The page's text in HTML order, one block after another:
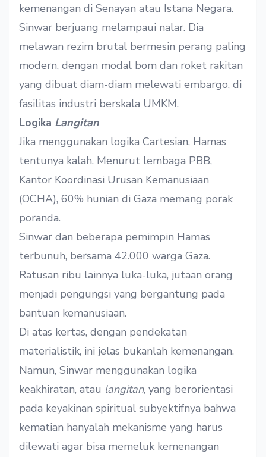
kemenangan di Senayan atau Istana Negara.
Sinwar berjuang melampaui nalar. Dia
melawan rezim brutal bermesin perang paling
modern, dengan modal bom dan roket rakitan
yang dibuat diam-diam melewati embargo, di
fasilitas industri berskala UMKM.
Logika Langitan
Jika menggunakan logika Cartesian, Hamas
tentunya kalah. Menurut lembaga PBB,
Kantor Koordinasi Urusan Kemanusiaan
(OCHA), 60% hunian di Gaza memang porak
poranda.
Sinwar dan beberapa pemimpin Hamas
terbunuh, bersama 42.000 warga Gaza.
Ratusan ribu lainnya luka-luka, jutaan orang
menjadi pengungsi yang bergantung pada
bantuan kemanusiaan.
Di atas kertas, dengan pendekatan
materialistik, ini jelas bukanlah kemenangan.
Namun, Sinwar menggunakan logika
keakhiratan, atau langitan, yang berorientasi
pada keyakinan spiritual subyektifnya bahwa
kematian hanyalah mekanisme yang harus
dilewati agar bisa memeluk kemenangan